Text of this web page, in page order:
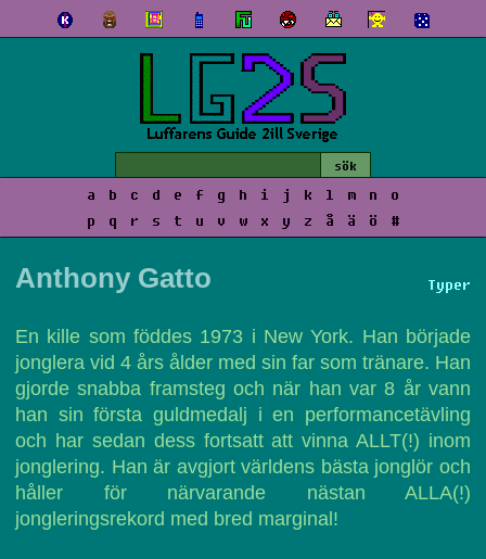
a b c d e f g h i j k l m n
o
p
q r s t u v w x y z å ä ö #
Typer
Anthony Gatto
En kille som föddes 1973 i New York. Han började
jonglera vid 4 års ålder med sin far som tränare. Han
gjorde snabba framsteg och när han var 8 år vann
han sin första guldmedalj i en performancetävling
och har sedan dess fortsatt att vinna ALLT(!) inom
jonglering. Han är avgjort världens bästa jonglör och
håller för närvarande nästan ALLA(!)
jongleringsrekord med bred marginal!